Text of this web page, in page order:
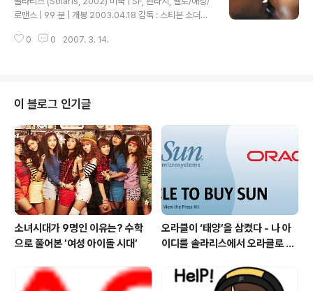
로맨스 | 99 분 | 개봉 2003.04.18 감독 : 스티븐 소더버
올라 데이비스, 울리히 터커 국내 등급 : 12세 관람가 해외
스 행성궤도에서 우주의 신비를 파헤치는 임무를 받고 파
견된 솔라리스 특수임무팀에 지구와의 교신은 차단되고 미
스터리한 사건이 벌어지기 시작한다. 하나둘 대원들은 알
수 없고 힘에 의해 조정된다. 이곳에 파견된 솔라리스 특수
임..
0 0 2007. 3. 14.
이 블로그 인기글
소녀시대가 9명인 이유는? 수학
으로 풀어본 ′여성 아이돌 시대’
오라클이 ‘태양’을 삼켰다 - 나 아
이디를 솔라리스에서 오라클로 바